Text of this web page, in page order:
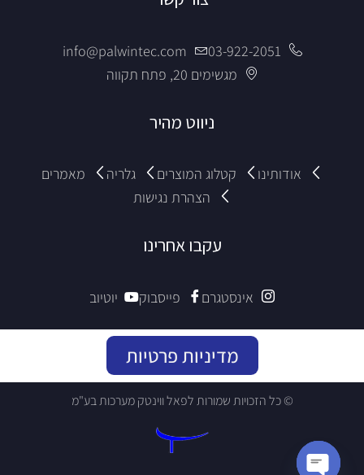
03-922-2051
info@palwintec.com
מגשימים 20, פתח תקווה
ניווט מהיר
אודותינו קטלוג המוצרים גלריה
מאמרים
הצהרת נגישות
עקבו אחרינו
אינסטגרם פייסבוק יוטיוב
מדיניות פרטיות
© כל הזכויות שמורות לפאל ווינטק מערכות בע"מ